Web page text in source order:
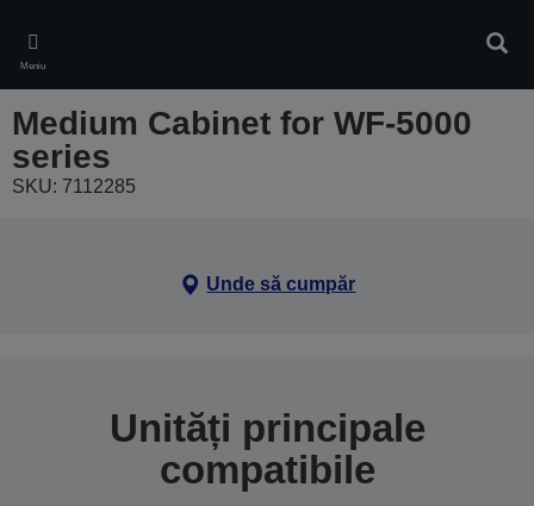
main
content
Meniu
Medium Cabinet for WF-5000
series
SKU: 7112285
Unde să cumpăr
Unități principale
compatibile